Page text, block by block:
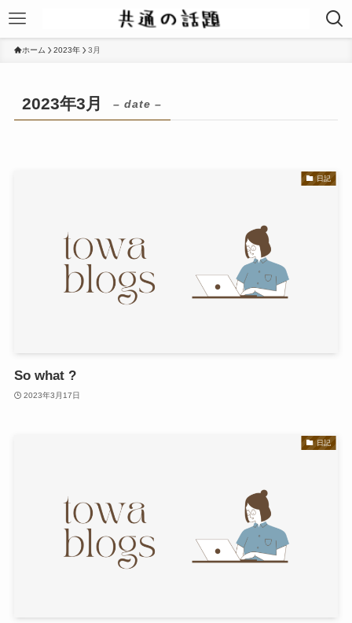
ホーム 2023年 3月
2023年3月 – date –
日記
So what ?
2023年3月17日
日記